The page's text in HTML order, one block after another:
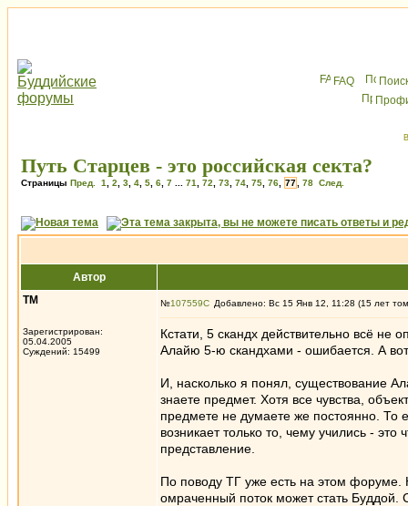
FAQ
Путь Старцев - это российская секта?
Страницы Пред. 1 2 3 4 5 6 7 71 72 73 74 75 76 77 78 След.
Автор
ТМ
Зарегистрирован:
05.04.2005
Суждений: 15499
№107559 Добавлено: Вс 15 Янв 12, 11:28 (15 лет
Кстати, 5 скандх действительно всё не
Алайю 5-ю скандхами - ошибается. А
И, насколько я понял, существование
знаете предмет. Хотя все чувства,
предмете не думаете же постоянно. То
возникает только то, чему учились -
представление.
По поводу ТГ уже есть на этом форуме.
омраченный поток может стать Буддой.